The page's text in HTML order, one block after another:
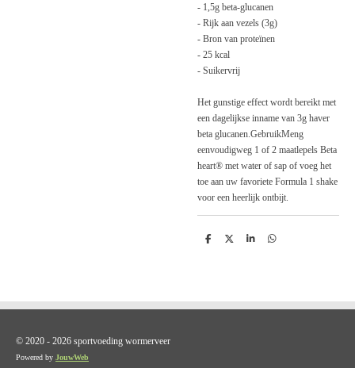
- 1,5g beta-glucanen
- Rijk aan vezels (3g)
- Bron van proteïnen
- 25 kcal
- Suikervrij
Het gunstige effect wordt bereikt met
een dagelijkse inname van 3g haver
beta glucanen.GebruikMeng
eenvoudigweg 1 of 2 maatlepels Beta
heart® met water of sap of voeg het
toe aan uw favoriete Formula 1 shake
voor een heerlijk ontbijt.
D
D
S
D
© 2020 - 2026 sportvoeding wormerveer
Powered by JouwWeb